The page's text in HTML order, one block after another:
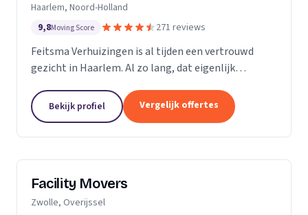
Haarlem, Noord-Holland
9,8Moving Score 271 reviews
Feitsma Verhuizingen is al tijden een vertrouwd
gezicht in Haarlem. Al zo lang, dat eigenlijk
ooit begonnen is met verhuizen. De eerste
advertenties van...
Bekijk profiel Vergelijk offertes
Facility Movers
Zwolle, Overijssel